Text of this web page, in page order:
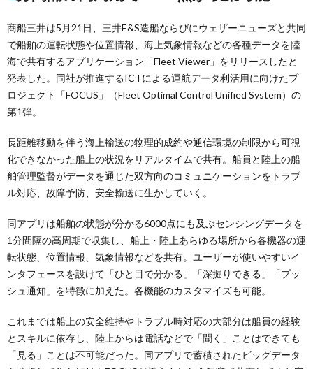
商船三井は5月21日、三井E&S造船ならびにウェザーニューズと共同
で船舶の運転状態や位置情報、海上気象情報などの各種データを陸
海で共有するアプリケーション「Fleet Viewer」をリリースしたと
発表した。同社が推進するICTによる運航データ利活用に向けたプ
ロジェクト「FOCUS」（Fleet Optimal Control Unified System）の
第1弾。
長距離移動を伴う海上輸送の物理的成約や通信環境の制限から可視
化できなかった船上の状況をリアルタイムで共有。船員と陸上の船
舶管理監督がデータを通じた双方向のコミュニケーションをトラブ
ル対応、故障予防、安全輸送に生かしていく。
同アプリは船舶の状態が分かる6000点にも及ぶセンシングデータを
1分間隔の高周期で収集し、船上・陸上あらゆる場所から各機器の運
転状態、位置情報、気象情報などを共有。ユーザーが使いやすいイ
ンタフェースを設けて「ひと目で分かる」「深掘りできる」「プッ
シュ通知」を特徴に加えた。各機能のカスタマイズも可能。
これまでは船上の安全維持やトラブル時対応の大部分は船員の経験
とスキルに依存し、陸上からは電話などで「聞く」ことはできても
「見る」ことは不可能だった。同アプリで蓄積されたビッグデータ